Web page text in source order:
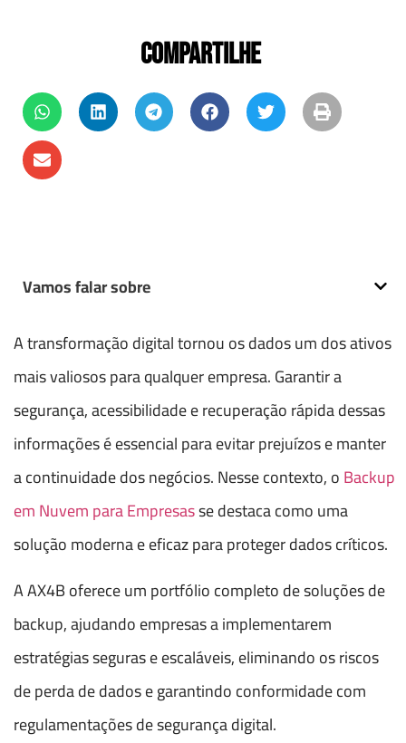
COMPARTILHE
Vamos falar sobre
A transformação digital tornou os dados um dos ativos
mais valiosos para qualquer empresa. Garantir a
segurança, acessibilidade e recuperação rápida dessas
informações é essencial para evitar prejuízos e manter
a continuidade dos negócios. Nesse contexto, oBackup
em Nuvem para Empresasse destaca como uma
solução moderna e eficaz para proteger dados críticos.
A AX4B oferece um portfólio completo de soluções de
backup, ajudando empresas a implementarem
estratégias seguras e escaláveis, eliminando os riscos
de perda de dados e garantindo conformidade com
regulamentações de segurança digital.